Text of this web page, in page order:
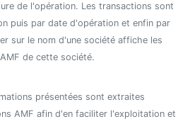
de l'opération. Les transactions sont
puis par date d'opération et enfin par
sur le nom d'une société affiche les
de cette société.
présentées sont extraites
AMF afin d'en faciliter l'exploitation et